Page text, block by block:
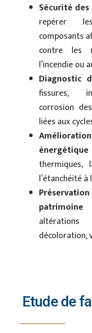
Sécurité
repérer
composants
contre les
l’incendie ou
Diagnostic
fissures,
corrosion
liées aux
énergétique
l’étanchéité à
patrimoine
décoloration,
Etude de